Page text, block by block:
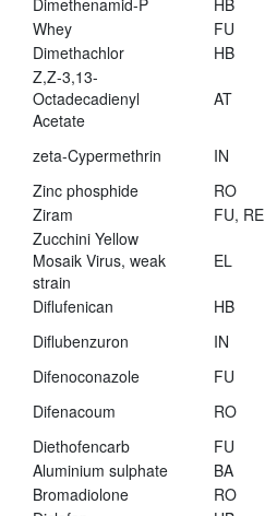
Dimethenamid-P
HB
Whey
FU
Dimethachlor
HB
Z,Z-3,13-
Octadecadienyl
Acetate
AT
zeta-Cypermethrin IN
Zinc phosphide
RO
Ziram
FU, RE
Zucchini Yellow
Mosaik Virus, weak
strain
EL
Diflufenican HB
Diflubenzuron
IN
Difenoconazole
FU
Difenacoum
RO
Diethofencarb
FU
Aluminium sulphate
BA
Bromadiolone
RO